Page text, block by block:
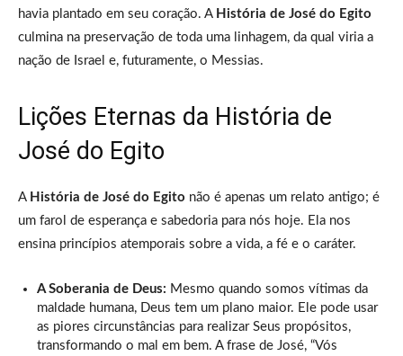
havia plantado em seu coração. A História de José do Egito
culmina na preservação de toda uma linhagem, da qual viria a
nação de Israel e, futuramente, o Messias.
Lições Eternas da História de
José do Egito
A História de José do Egito não é apenas um relato antigo; é
um farol de esperança e sabedoria para nós hoje. Ela nos
ensina princípios atemporais sobre a vida, a fé e o caráter.
A Soberania de Deus: Mesmo quando somos vítimas da
maldade humana, Deus tem um plano maior. Ele pode usar
as piores circunstâncias para realizar Seus propósitos,
transformando o mal em bem. A frase de José, “Vós